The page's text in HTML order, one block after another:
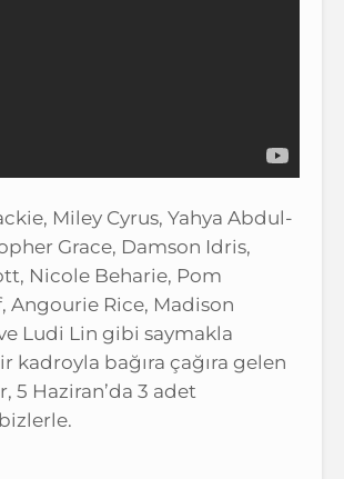
Miley Cyrus, Yahya Abdul-
Grace, Damson Idris,
Nicole Beharie, Pom
Angourie Rice, Madison
Ludi Lin gibi saymakla
kadroyla bağıra çağıra gelen
5 Haziran’da 3 adet